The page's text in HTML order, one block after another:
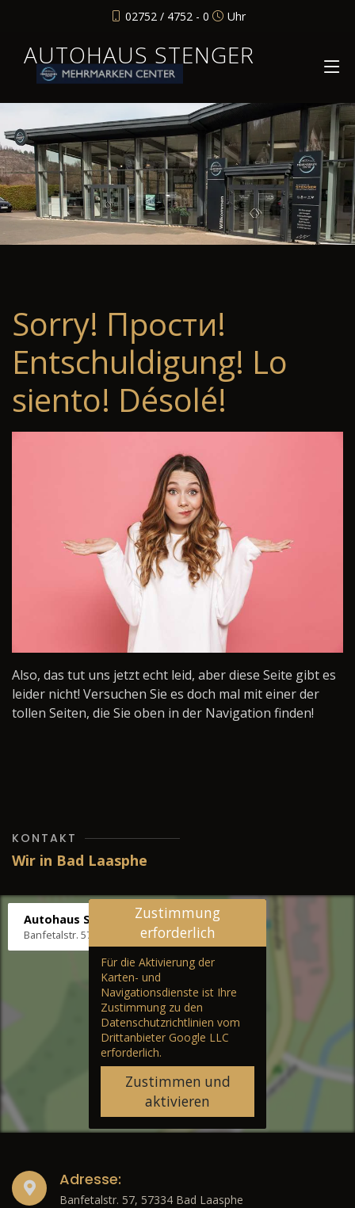
02752 / 4752 - 0 Uhr
AUTOHAUS STENGER
Sorry! Прости!
Entschuldigung! Lo
siento! Désolé!
Also, das tut uns jetzt echt leid, aber diese Seite gibt es
leider nicht! Versuchen Sie es doch mal mit einer der
tollen Seiten, die Sie oben in der Navigation finden!
KONTAKT
Wir in Bad Laasphe
Autohaus Stenger
Banfetalstr. 57, 57334 Bad Laasphe
Zustimmung
erforderlich
Für die Aktivierung der
Karten- und
Navigationsdienste ist Ihre
Zustimmung zu den
Datenschutzrichtlinien vom
Drittanbieter Google LLC
erforderlich.
Zustimmen und
aktivieren
Adresse:
Banfetalstr. 57, 57334 Bad Laasphe